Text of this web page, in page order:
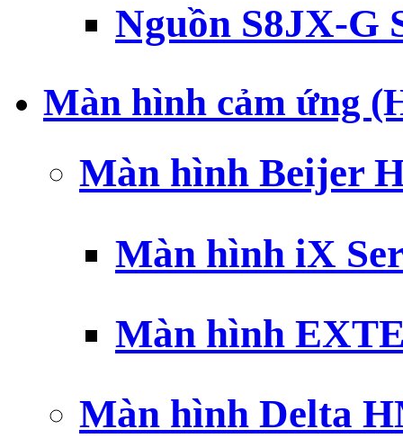
Nguồn S8JX-G
Màn hình cảm ứng
Màn hình Beijer
Màn hình iX
Màn hình
Màn hình Delta